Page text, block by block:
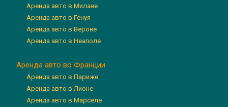
Аренда авто в Милане
Аренда авто в Генуя
Аренда авто в Вероне
Аренда авто в Неаполе
Аренда авто во Франции
Аренда авто в Париже
Аренда авто в Лионе
Аренда авто в Марселе